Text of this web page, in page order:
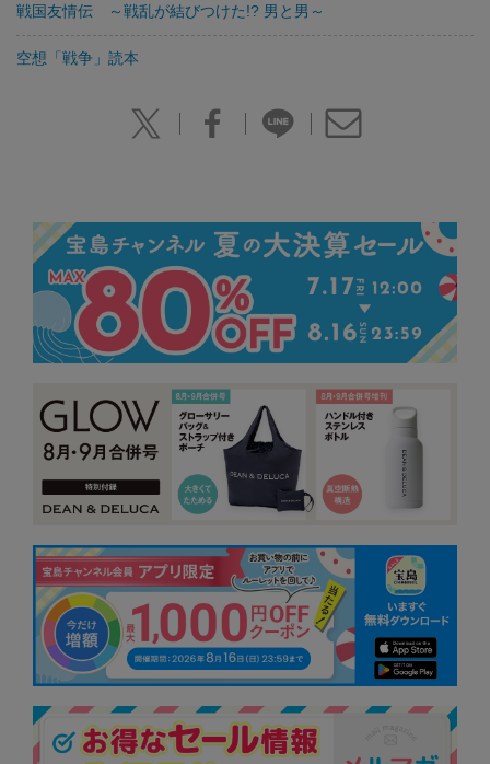
戦国友情伝 ～戦乱が結びつけた!? 男と男～
空想「戦争」読本